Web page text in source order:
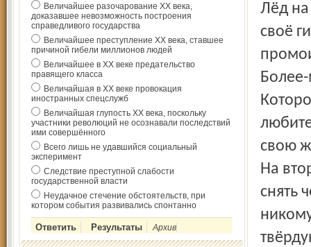
Величайшее разочарование ХХ века,
доказавшее невозможность построения
справедливого государства
Величайшее преступление ХХ века, ставшее
причиной гибели миллионов людей
Величайшее в ХХ веке предательство
правящего класса
Величайшая в ХХ веке провокация
иностранных спецслужб
Величайшая глупость ХХ века, поскольку
участники революций не осознавали последствий
ими совершённого
Всего лишь не удавшийся социальный
эксперимент
Следствие преступной слабости
государственной власти
Неудачное стечение обстоятельств, при
котором события развивались спонтанно
Архив
Лёд на
своё
свою
На
снять